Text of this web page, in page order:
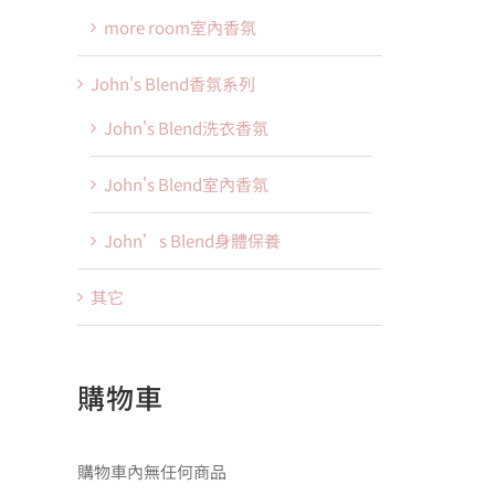
more room室內香氛
John's Blend香氛系列
John's Blend洗衣香氛
John's Blend室內香氛
John’s Blend身體保養
其它
購物車
購物車內無任何商品